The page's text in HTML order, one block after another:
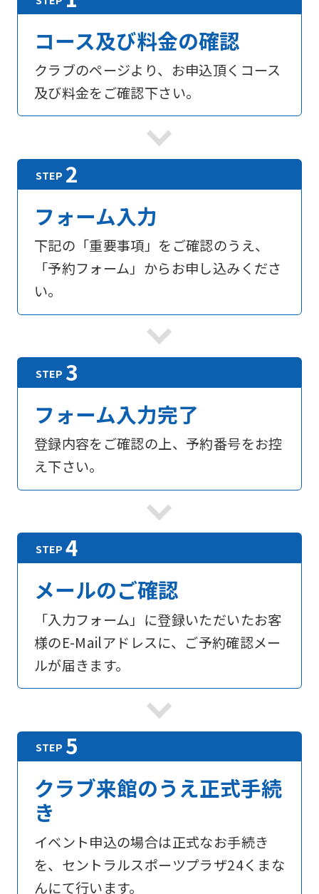
コース及び料金の確認
クラブのページより、お申込頂くコース
及び料金をご確認下さい。
フォーム入力
下記の「重要事項」をご確認のうえ、
「予約フォーム」からお申し込みくださ
い。
フォーム入力完了
登録内容をご確認の上、予約番号をお控
え下さい。
メールのご確認
「入力フォーム」に登録いただいたお客
様のE-Mailアドレスに、ご予約確認メー
ルが届きます。
クラブ来館のうえ正式手続
き
イベント申込の場合は正式なお手続き
を、セントラルスポーツプラザ24くまな
んにて行います。